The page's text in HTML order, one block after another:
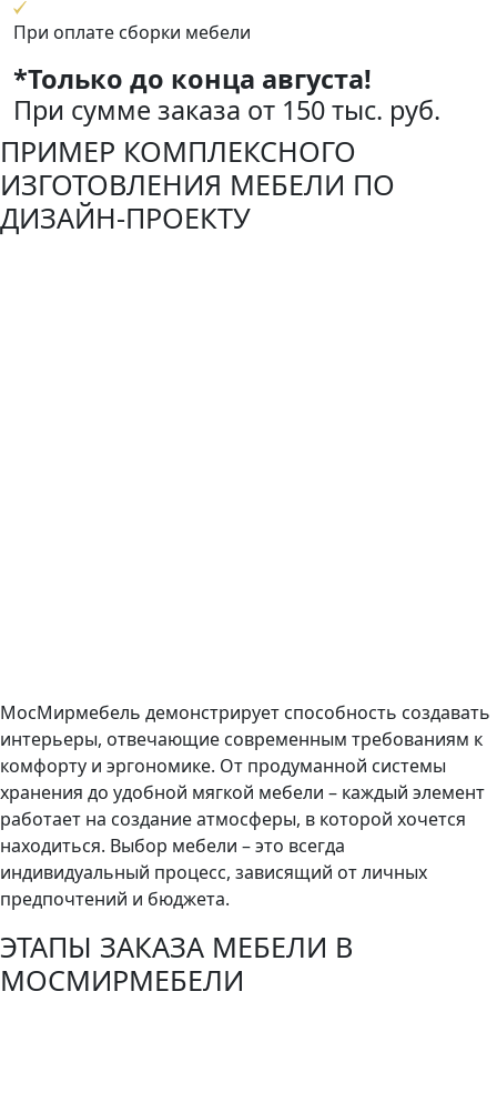
При оплате сборки мебели
*Только до конца августа!
При сумме заказа от 150 тыс. руб.
ПРИМЕР КОМПЛЕКСНОГО
ИЗГОТОВЛЕНИЯ МЕБЕЛИ ПО
ДИЗАЙН-ПРОЕКТУ
МосМирмебель демонстрирует способность создавать
интерьеры, отвечающие современным требованиям к
комфорту и эргономике. От продуманной системы
хранения до удобной мягкой мебели – каждый элемент
работает на создание атмосферы, в которой хочется
находиться. Выбор мебели – это всегда
индивидуальный процесс, зависящий от личных
предпочтений и бюджета.
ЭТАПЫ ЗАКАЗА МЕБЕЛИ В
МОСМИРМЕБЕЛИ